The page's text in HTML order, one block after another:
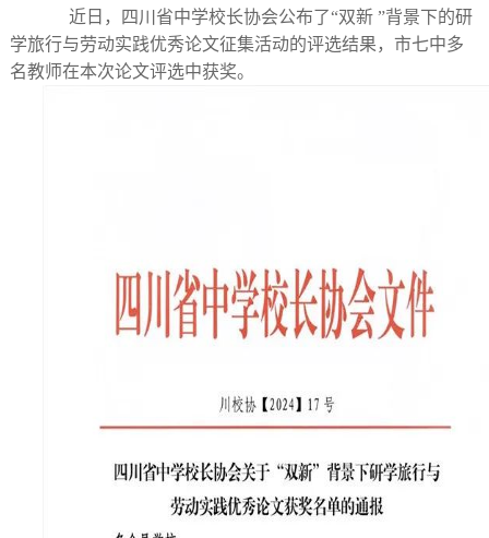
近日，四川省中学校长协会公布了“双新 ”背景下的研
学旅行与劳动实践优秀论文征集活动的评选结果，市七中多
名教师在本次论文评选中获奖。